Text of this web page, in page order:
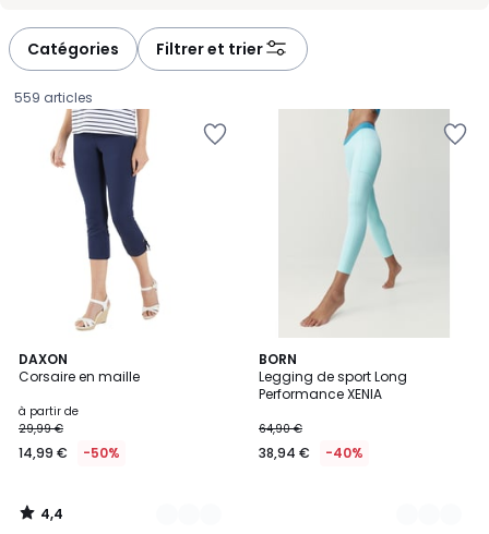
Catégories Filtrer et trier
559 articles
DAXON
Corsaire en maille
Prix
à
partir
14,99
€
à partir de
29,99 €
14,99 € -50%
4,4
/ 5
5
Couleurs
4,4
/
BORN
Legging de sport Long
Performance XENIA
64,90 €
38,94 € -40%
2
Couleurs